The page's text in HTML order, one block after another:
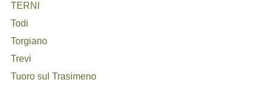
TERNI
Todi
Torgiano
Trevi
Tuoro sul Trasimeno